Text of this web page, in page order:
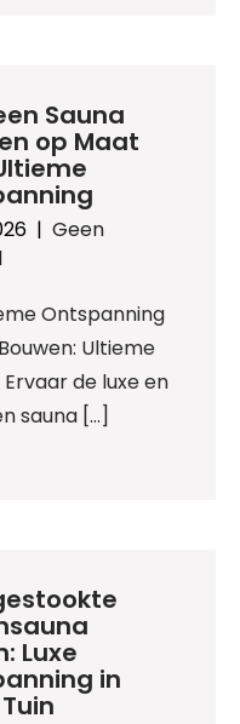
Sauna
op Maat
| Geen
Ontspanning
Ultieme
de luxe en
sauna […]
Luxe
in